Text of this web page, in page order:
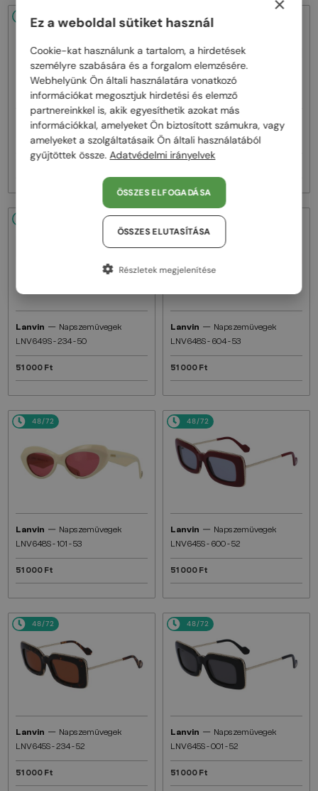
48/72
Lanvin—Napszemüvegek
LNV652S - 058 - 55
48/72
Lanvin— Napszemüvegek
LNV652S - 001 - 55
Lanvin — Napszemüvegek
LNV649S - 234 - 50
51 000 Ft
48/72
Lanvin — Napszemüvegek
LNV648S - 604 - 53
51 000 Ft
48/72
Lanvin — Napszemüvegek
LNV648S - 101 - 53
51 000 Ft
48/72
Lanvin — Napszemüvegek
LNV645S - 600 - 52
51 000 Ft
48/72
Lanvin — Napszemüvegek
LNV645S - 234 - 52
51 000 Ft
48/72
Lanvin — Napszemüvegek
LNV645S - 001 - 52
51 000 Ft
Ez a weboldal sütiket használ
Cookie-kat használunk a tartalom, a hirdetések
személyre szabására és a forgalom elemzésére.
Webhelyünk Ön általi használatára vonatkozó
információkat megosztjuk hirdetési és elemző
partnereinkkel is, akik egyesíthetik azokat más
információkkal, amelyeket Ön biztosított számukra, vagy
amelyeket a szolgáltatásaik Ön általi használatából
gyűjtöttek össze.Adatvédelmi irányelvek
ÖSSZES ELFOGADÁSA
ÖSSZES ELUTASÍTÁSA
Részletek megjelenítése